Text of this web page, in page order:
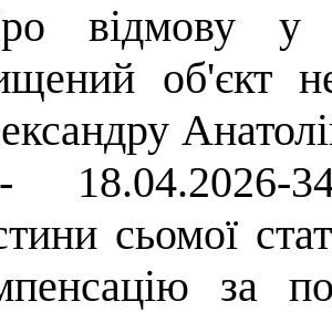
відмову у
об'єкт
18.04.2026-
сьомої
за